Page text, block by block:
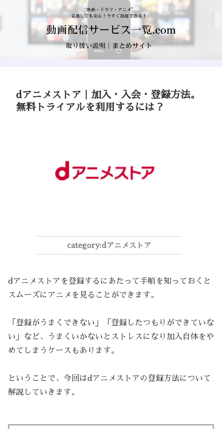
dアニメストア｜加入・入会・登録方法。
無料トライアルを利用するには？
dアニメストア
dアニメストアを登録するにあたって手順を知っておくと
スムーズにアニメを見ることができます。
「登録がうまくできない」「登録したつもりができていな
い」など、うまくいかないとストレスになり加入自体をや
めてしまうケースもあります。
ということで、今回はdアニメストアの登録方法について
解説していきます。